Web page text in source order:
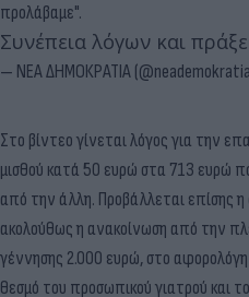
προλάβαμε".
Συνέπεια λόγων και
— ΝΕΑ ΔΗΜΟΚΡΑΤΙΑ
Στο βίντεο γίνεται λόγος για την
μισθού κατά 50 ευρώ στα 713 ευρώ
από την άλλη. Προβάλλεται επίσης
ακολούθως η ανακοίνωση από την
γέννησης 2.000 ευρώ, στο
θεσμό του προσωπικού γιατρού και